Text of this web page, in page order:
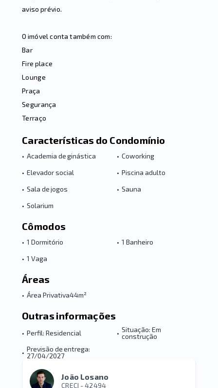
aviso prévio.
O imóvel conta também com:
Bar
Fire place
Lounge
Praça
Segurança
Terraço
Características do Condomínio
• Academia de ginástica • Coworking
• Elevador social • Piscina adulto
• Sala de jogos • Sauna
• Solarium
Cômodos
• 1 Dormitório • 1 Banheiro
• 1 Vaga
Áreas
• Área Privativa44m²
Outras informações
• Perfil: Residencial • Situação: Em
construção
• Previsão de entrega:
27/04/2027
João Losano
CRECI -42494